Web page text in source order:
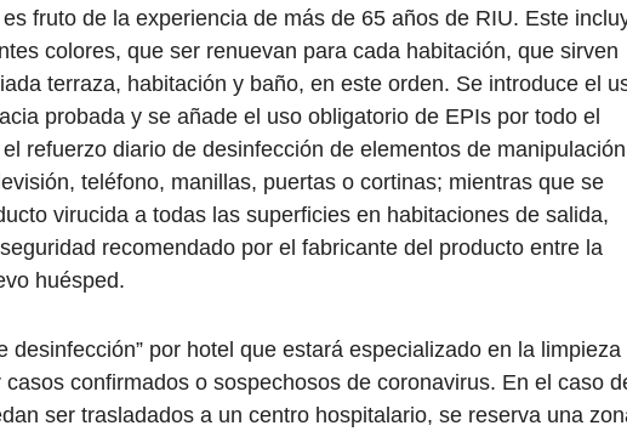
fruto de la experiencia de más de 65 años de RIU. Este
colores, que ser renuevan para cada habitación, que sirven
terraza, habitación y baño, en este orden. Se introduce el
probada y se añade el uso obligatorio de EPIs por todo el
refuerzo diario de desinfección de elementos de manipulación
teléfono, manillas, puertas o cortinas; mientras que se
virucida a todas las superficies en habitaciones de salida,
recomendado por el fabricante del producto entre la
huésped.
desinfección” por hotel que estará especializado en la limpieza
confirmados o sospechosos de coronavirus. En el caso
ser trasladados a un centro hospitalario, se reserva una